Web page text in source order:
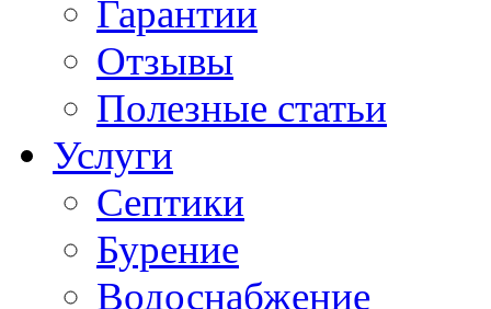
Гарантии
Отзывы
Полезные статьи
Услуги
Септики
Бурение
Водоснабжение